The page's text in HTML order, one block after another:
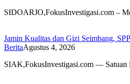
SIDOARJO,FokusInvestigasi.com –
Jamin Kualitas dan Gizi Seimbang,
BeritaAgustus 4, 2026
SIAK,FokusInvestigasi.com — Satuan